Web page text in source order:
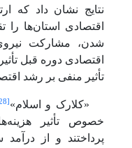
نتایج نشان داد که
اقتصادی استان‌ها
شدن، مشارکت
اقتصادی دوره قبل
تأثیر منفی بر رشد
«کلارک و اسلام»
خصوص تأثیر
پرداختند و از